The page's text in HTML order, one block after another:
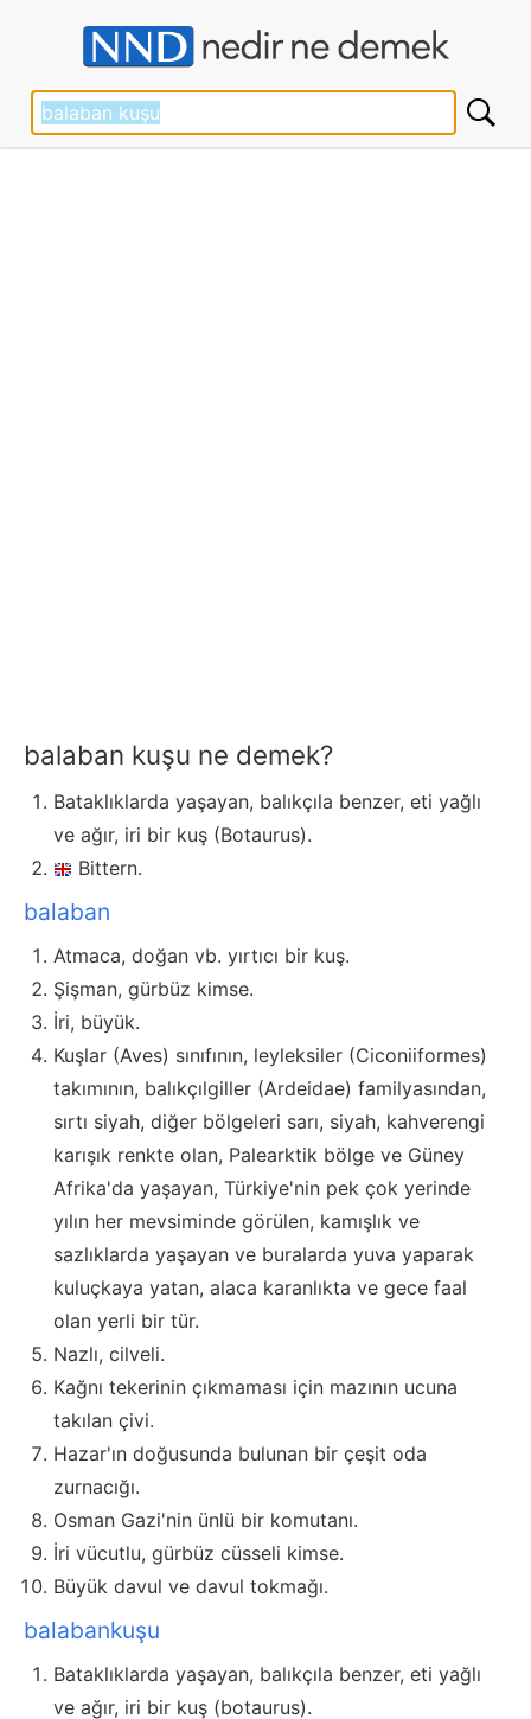
balaban kuşu ne demek?
Bataklıklarda yaşayan, balıkçıla benzer, eti yağlı
ve ağır, iri bir kuş (Botaurus).
Bittern.
balaban
Atmaca, doğan vb. yırtıcı bir kuş.
Şişman, gürbüz kimse.
İri, büyük.
Kuşlar (Aves) sınıfının, leyleksiler (Ciconiiformes)
takımının, balıkçılgiller (Ardeidae) familyasından,
sırtı siyah, diğer bölgeleri sarı, siyah, kahverengi
karışık renkte olan, Palearktik bölge ve Güney
Afrika'da yaşayan, Türkiye'nin pek çok yerinde
yılın her mevsiminde görülen, kamışlık ve
sazlıklarda yaşayan ve buralarda yuva yaparak
kuluçkaya yatan, alaca karanlıkta ve gece faal
olan yerli bir tür.
Nazlı, cilveli.
Kağnı tekerinin çıkmaması için mazının ucuna
takılan çivi.
Hazar'ın doğusunda bulunan bir çeşit oda
zurnacığı.
Osman Gazi'nin ünlü bir komutanı.
İri vücutlu, gürbüz cüsseli kimse.
Büyük davul ve davul tokmağı.
balabankuşu
Bataklıklarda yaşayan, balıkçıla benzer, eti yağlı
ve ağır, iri bir kuş (botaurus).